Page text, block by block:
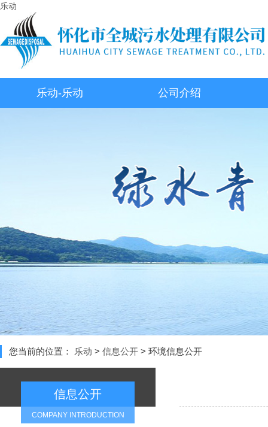
乐动
乐动-乐动 公司介绍
您当前的位置： 乐动 > 信息公开 > 环境信息公开
信息公开
COMPANY INTRODUCTION